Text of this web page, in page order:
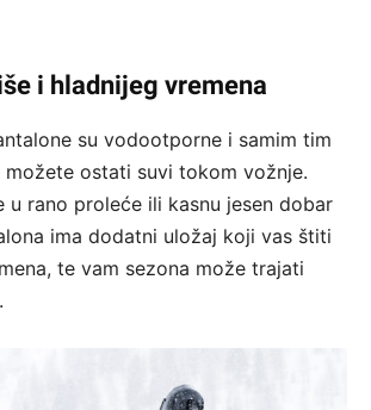
i hladnijeg vremena
su vodootporne i samim tim
ostati suvi tokom vožnje.
u rano proleće ili kasnu jesen dobar
ima dodatni uložaj koji vas štiti
te vam sezona može trajati